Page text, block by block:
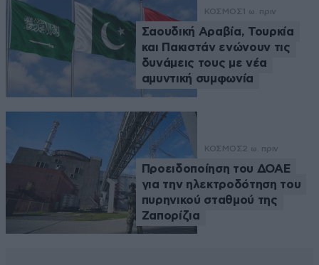
ΚΟΣΜΟΣ 1 ω. πριν
Σαουδική Αραβία, Τουρκία
και Πακιστάν ενώνουν τις
δυνάμεις τους με νέα
αμυντική συμφωνία
ΚΟΣΜΟΣ2 ω. πριν
Προειδοποίηση του ΔΟΑΕ
για την ηλεκτροδότηση του
πυρηνικού σταθμού της
Ζαπορίζια